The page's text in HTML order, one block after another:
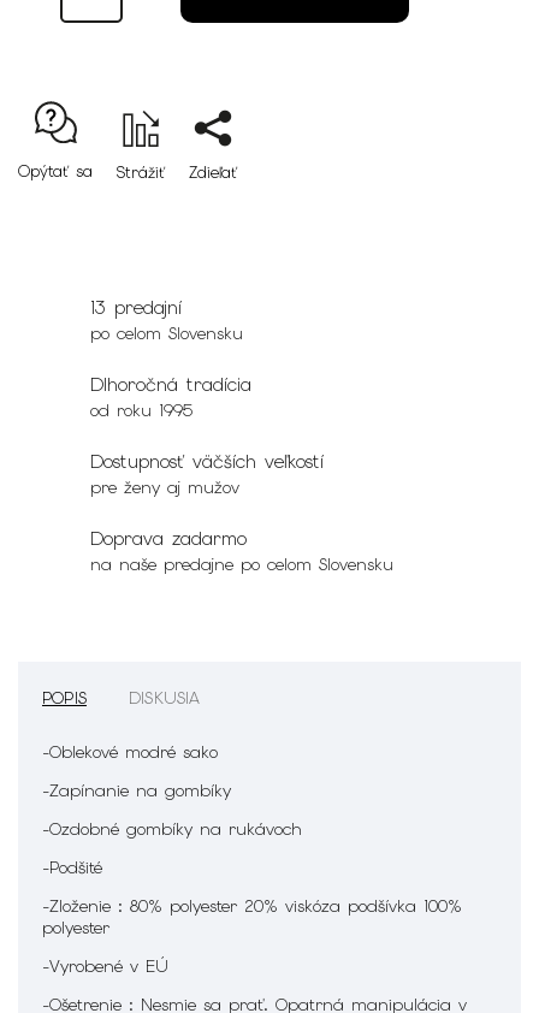
Opýtať sa Strážiť Zdieľať
13 predajní
po celom Slovensku
Dlhoročná tradícia
od roku 1995
Dostupnosť väčších veľkostí
pre ženy aj mužov
Doprava zadarmo
na naše predajne po celom Slovensku
POPIS DISKUSIA
-Oblekové modré sako
-Zapínanie na gombíky
-Ozdobné gombíky na rukávoch
-Podšité
-Zloženie : 80% polyester 20% viskóza podšívka 100%
polyester
-Vyrobené v EÚ
-Ošetrenie : Nesmie sa prať. Opatrná manipulácia v